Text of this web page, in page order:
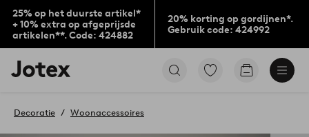
25% op het duurste artikel*
+ 10% extra op afgeprijsde
artikelen**. Code: 424882
20% korting op gordijnen*.
Gebruik code: 424992
Jotex
logo
to
Ga
Go
Decoratie Woonaccessoires